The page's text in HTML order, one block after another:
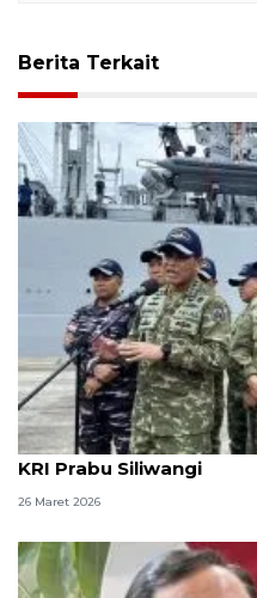
Berita Terkait
TNI AL pertimbangkan
KRI Prabu Siliwangi
26 Maret 2026